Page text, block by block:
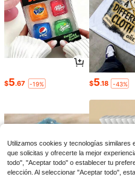
$5.67 -19% $5.18 -43%
Utilizamos cookies y tecnologías similares
que solicitas y ofrecerte la mejor
todo", "Aceptar todo" o establecer tu
elección. Al seleccionar "Aceptar todo",